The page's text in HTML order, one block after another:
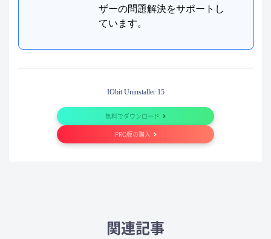
ザーの問題解決をサポートし
ています。
IObit Uninstaller 15
無料でダウンロード
PRO版の購入
関連記事